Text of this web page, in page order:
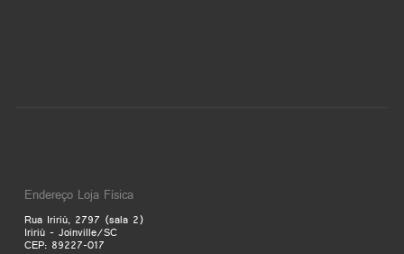
Endereço Loja Física
Rua Iririú, 2797 (sala 2)
Iririú - Joinville/SC
CEP: 89227-017